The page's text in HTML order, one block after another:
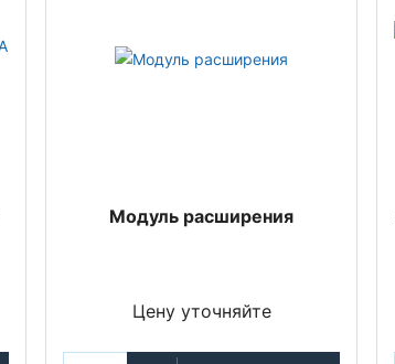
Модуль расширения
Цену уточняйте